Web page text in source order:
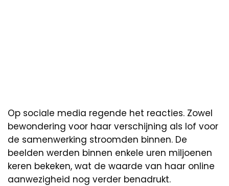
Op sociale media regende het reacties. Zowel
bewondering voor haar verschijning als lof voor
de samenwerking stroomden binnen. De
beelden werden binnen enkele uren miljoenen
keren bekeken, wat de waarde van haar online
aanwezigheid nog verder benadrukt.